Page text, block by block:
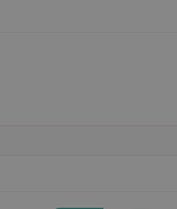
stránek, jako je přihlášení uživatele a správa